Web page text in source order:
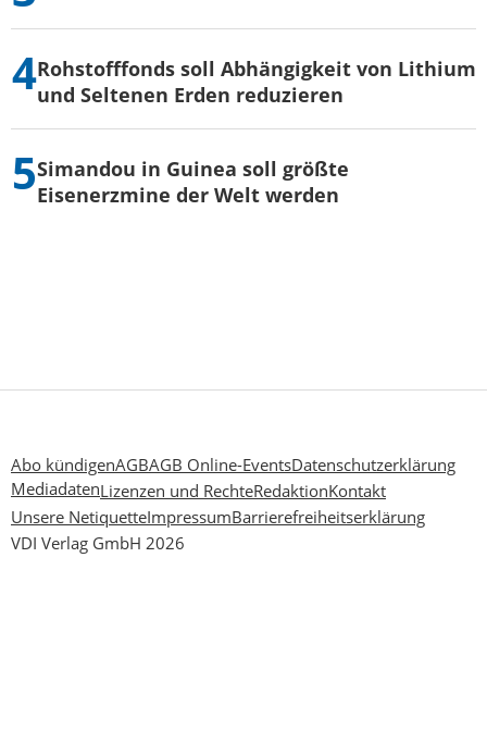
Rohstofffonds soll Abhängigkeit von Lithium
und Seltenen Erden reduzieren
Simandou in Guinea soll größte
Eisenerzmine der Welt werden
Abo kündigenAGBAGB Online-EventsDatenschutzerklärung
MediadatenLizenzen und RechteRedaktionKontakt
Unsere NetiquetteImpressumBarrierefreiheitserklärung
VDI Verlag GmbH 2026